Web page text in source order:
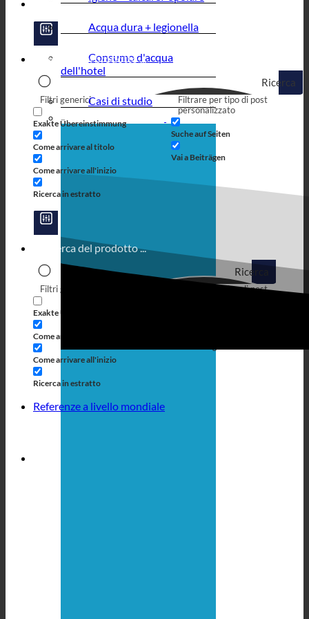
Ricerca
Filtri generici
Exakte Übereinstimmung
Come arrivare al titolo
Come arrivare all'inizio
Ricerca in estratto
Filtrare per tipo di post
personalizzato
Suche auf Seiten
Vai a Beiträgen
Ricerca
Filtri generici
Exakte Übereinstimmung
Come arrivare al titolo
Come arrivare all'inizio
Ricerca in estratto
Filtrare per tipo di post
Referenze a livello mondiale
Acqua dura + legionella
Consumo d'acqua
dell'hotel
Casi di studio